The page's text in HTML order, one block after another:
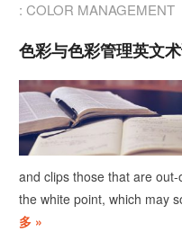
: COLOR MANAGEMENT
色彩与色彩管理英文
and clips those that are
the white point, which may
多 »